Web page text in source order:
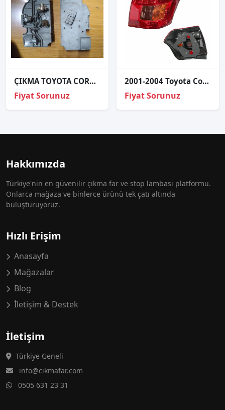
ÇIKMA TOYOTA COROLLA SAĞ ARKA STOP DUYU
Fiyat Sorunuz
2001-2004 Toyota Corolla 1.6 Sol Stop 212-19H1L
Fiyat Sorunuz
Hakkımızda
Türkiye'nin en güvenilir çıkma far ve stop lambası platformu.
Onlarca mağaza ve binlerce ürünü tek çatı altında
buluşturuyoruz.
Hızlı Erişim
Anasayfa
Mağazalar
Blog
İletişim & Destek
İletişim
Türkiye Geneli
info@cikmafar.com
0505 631 23 31